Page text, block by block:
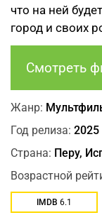
что на ней
город и своих
Смотреть
Жанр:
Год релиза: 2025
Страна: Перу,
Возрастной
IMDB 6.1